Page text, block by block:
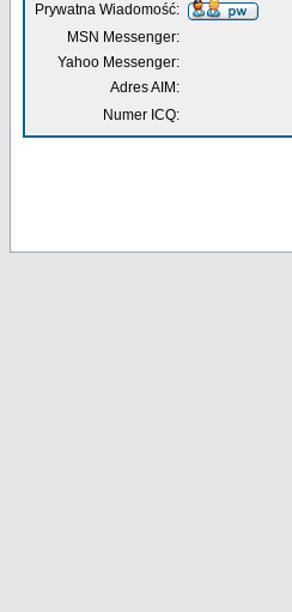
Prywatna Wiadomość:
MSN Messenger:
Yahoo Messenger:
Adres AIM:
Numer ICQ: